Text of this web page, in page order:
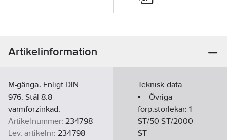
Artikelinformation
M-gänga. Enligt DIN
976. Stål 8.8
varmförzinkad.
Artikelnummer: 234798
Lev. artikelnr: 234798
Teknisk data
Övriga
förp.storlekar:1
ST/50 ST/2000
ST